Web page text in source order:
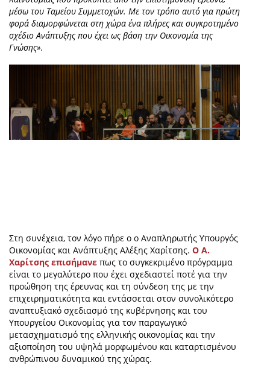
μέσω του Ταμείου Συμμετοχών. Με τον τρόπο αυτό για πρώτη
φορά διαμορφώνεται στη χώρα ένα πλήρες και συγκροτημένο
σχέδιο Ανάπτυξης που έχει ως βάση την Οικονομία της
Γνώσης».
Στη συνέχεια, τον λόγο πήρε ο ο Αναπληρωτής Υπουργός
Οικονομίας και Ανάπτυξης Αλέξης Χαρίτσης. Ο Α.
Χαρίτσης επισήμανε πως το συγκεκριμένο πρόγραμμα
είναι το μεγαλύτερο που έχει σχεδιαστεί ποτέ για την
προώθηση της έρευνας και τη σύνδεση της με την
επιχειρηματικότητα και εντάσσεται στον συνολικότερο
αναπτυξιακό σχεδιασμό της κυβέρνησης και του
Υπουργείου Οικονομίας για τον παραγωγικό
μετασχηματισμό της ελληνικής οικονομίας και την
αξιοποίηση του υψηλά μορφωμένου και καταρτισμένου
ανθρώπινου δυναμικού της χώρας.